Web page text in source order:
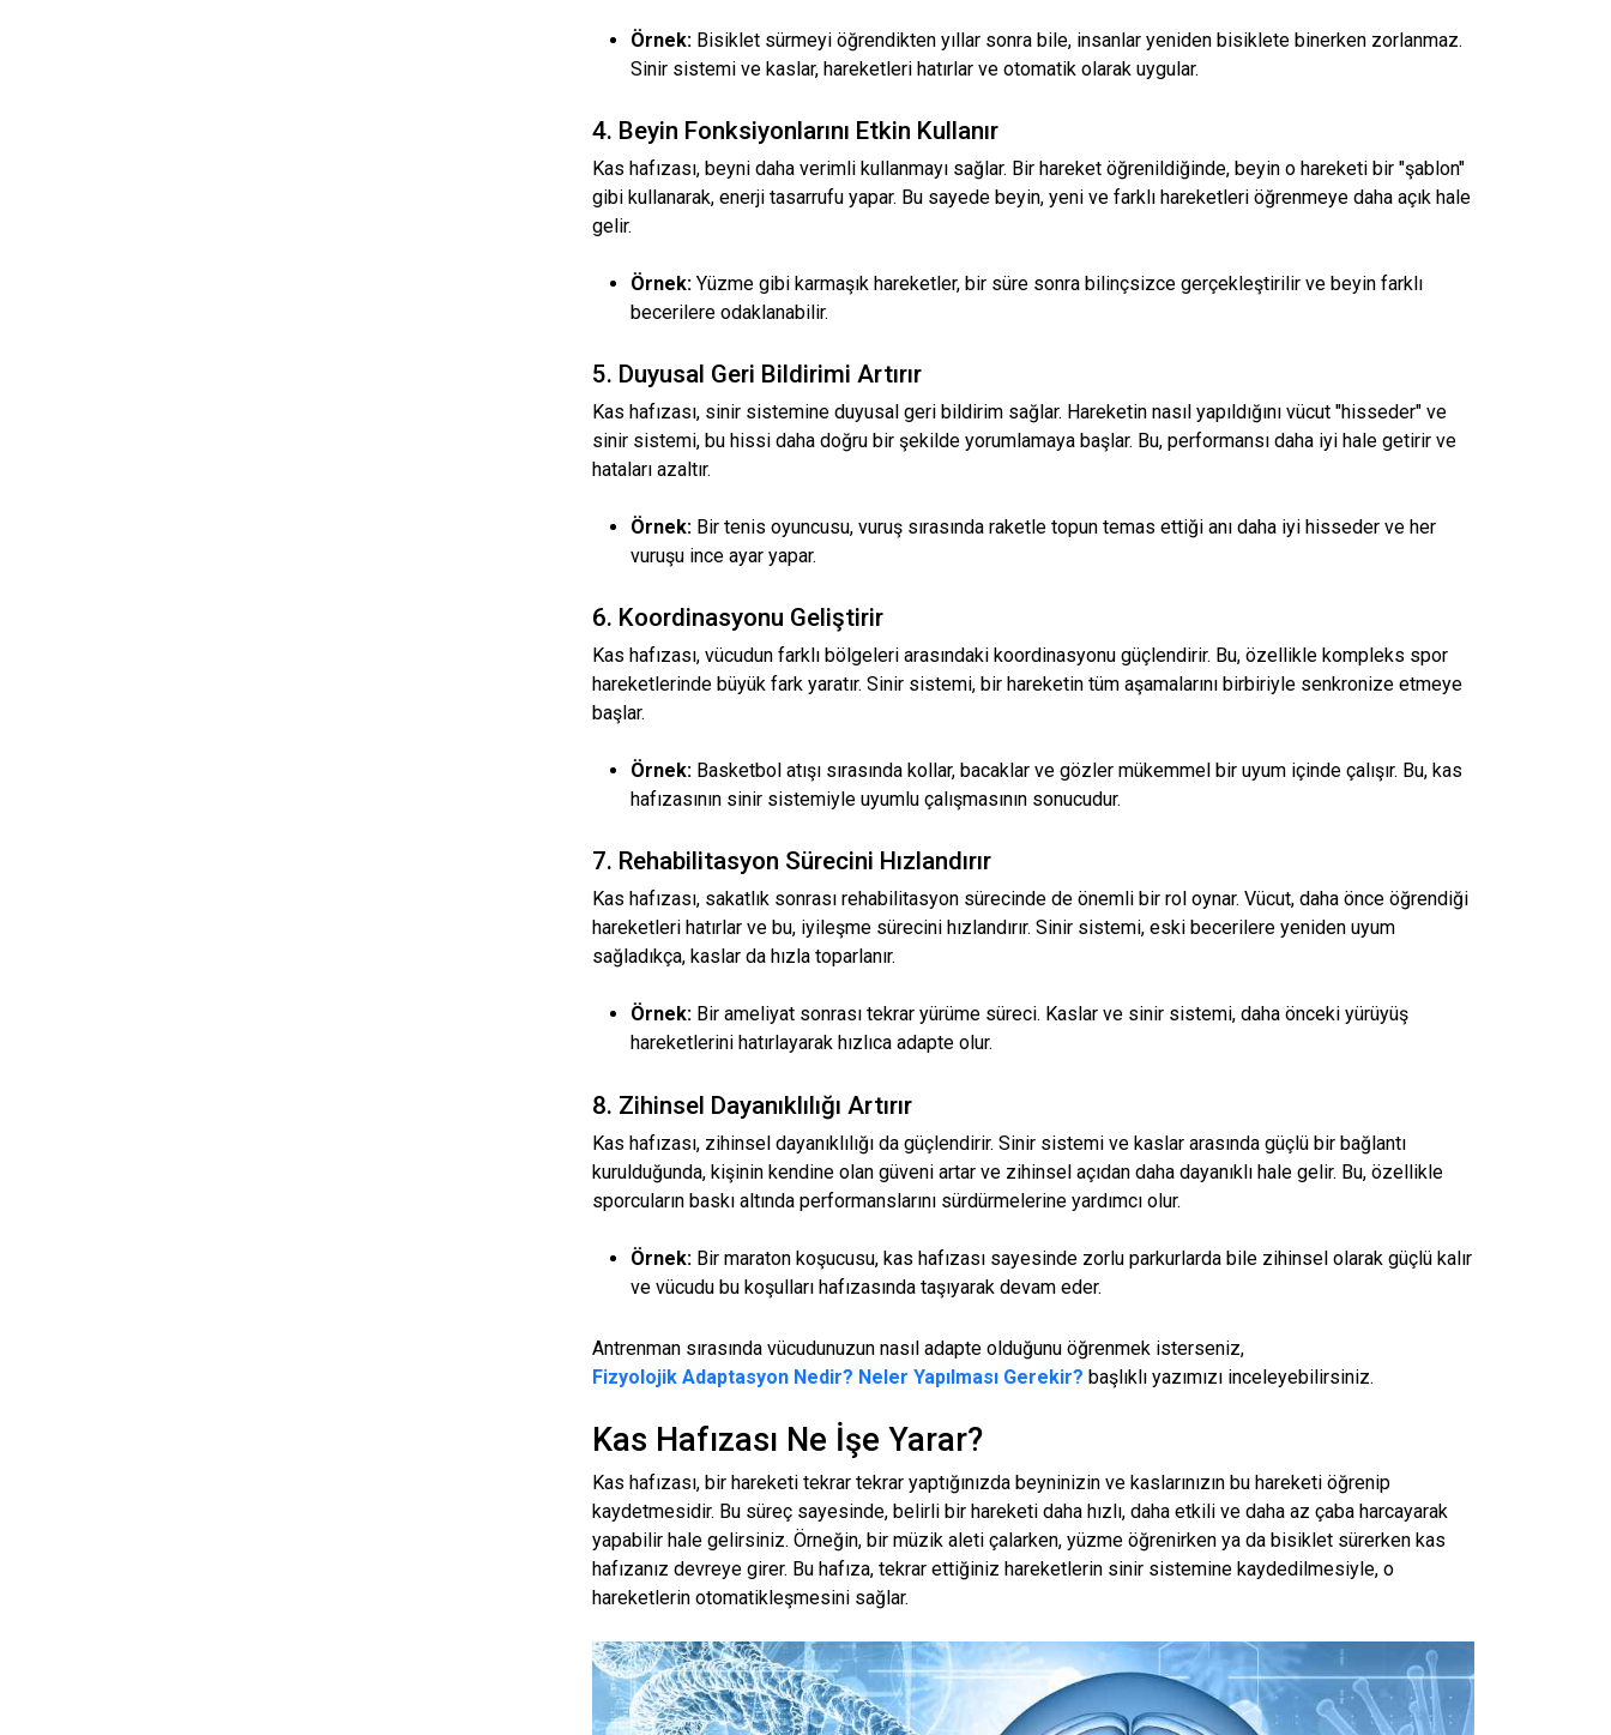
Örnek: Bisiklet sürmeyi öğrendikten yıllar sonra bile, insanlar yeniden bisiklete binerken zorlanmaz.
Sinir sistemi ve kaslar, hareketleri hatırlar ve otomatik olarak uygular.
4. Beyin Fonksiyonlarını Etkin Kullanır
Kas hafızası, beyni daha verimli kullanmayı sağlar. Bir hareket öğrenildiğinde, beyin o hareketi bir "şablon"
gibi kullanarak, enerji tasarrufu yapar. Bu sayede beyin, yeni ve farklı hareketleri öğrenmeye daha açık hale
gelir.
Örnek: Yüzme gibi karmaşık hareketler, bir süre sonra bilinçsizce gerçekleştirilir ve beyin farklı
becerilere odaklanabilir.
5. Duyusal Geri Bildirimi Artırır
Kas hafızası, sinir sistemine duyusal geri bildirim sağlar. Hareketin nasıl yapıldığını vücut "hisseder" ve
sinir sistemi, bu hissi daha doğru bir şekilde yorumlamaya başlar. Bu, performansı daha iyi hale getirir ve
hataları azaltır.
Örnek: Bir tenis oyuncusu, vuruş sırasında raketle topun temas ettiği anı daha iyi hisseder ve her
vuruşu ince ayar yapar.
6. Koordinasyonu Geliştirir
Kas hafızası, vücudun farklı bölgeleri arasındaki koordinasyonu güçlendirir. Bu, özellikle kompleks spor
hareketlerinde büyük fark yaratır. Sinir sistemi, bir hareketin tüm aşamalarını birbiriyle senkronize etmeye
başlar.
Örnek: Basketbol atışı sırasında kollar, bacaklar ve gözler mükemmel bir uyum içinde çalışır. Bu, kas
hafızasının sinir sistemiyle uyumlu çalışmasının sonucudur.
7. Rehabilitasyon Sürecini Hızlandırır
Kas hafızası, sakatlık sonrası rehabilitasyon sürecinde de önemli bir rol oynar. Vücut, daha önce öğrendiği
hareketleri hatırlar ve bu, iyileşme sürecini hızlandırır. Sinir sistemi, eski becerilere yeniden uyum
sağladıkça, kaslar da hızla toparlanır.
Örnek: Bir ameliyat sonrası tekrar yürüme süreci. Kaslar ve sinir sistemi, daha önceki yürüyüş
hareketlerini hatırlayarak hızlıca adapte olur.
8. Zihinsel Dayanıklılığı Artırır
Kas hafızası, zihinsel dayanıklılığı da güçlendirir. Sinir sistemi ve kaslar arasında güçlü bir bağlantı
kurulduğunda, kişinin kendine olan güveni artar ve zihinsel açıdan daha dayanıklı hale gelir. Bu, özellikle
sporcuların baskı altında performanslarını sürdürmelerine yardımcı olur.
Örnek: Bir maraton koşucusu, kas hafızası sayesinde zorlu parkurlarda bile zihinsel olarak güçlü kalır
ve vücudu bu koşulları hafızasında taşıyarak devam eder.
Antrenman sırasında vücudunuzun nasıl adapte olduğunu öğrenmek isterseniz,
Fizyolojik Adaptasyon Nedir? Neler Yapılması Gerekir? başlıklı yazımızı inceleyebilirsiniz.
Kas Hafızası Ne İşe Yarar?
Kas hafızası, bir hareketi tekrar tekrar yaptığınızda beyninizin ve kaslarınızın bu hareketi öğrenip
kaydetmesidir. Bu süreç sayesinde, belirli bir hareketi daha hızlı, daha etkili ve daha az çaba harcayarak
yapabilir hale gelirsiniz. Örneğin, bir müzik aleti çalarken, yüzme öğrenirken ya da bisiklet sürerken kas
hafızanız devreye girer. Bu hafıza, tekrar ettiğiniz hareketlerin sinir sistemine kaydedilmesiyle, o
hareketlerin otomatikleşmesini sağlar.